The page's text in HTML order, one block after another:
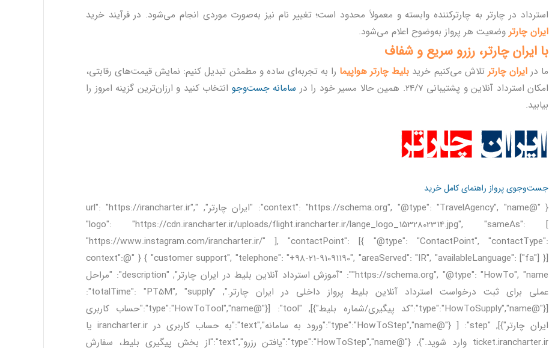
استرداد در چارتر به چارترکننده وابسته و معمولاً محدود است؛ تغییر نام نیز به‌صورت موردی انجام می‌شود. در فرآیند خرید
ایران چارتر وضعیت هر پرواز به‌وضوح اعلام می‌شود.
با ایران چارتر، رزرو سریع و شفاف
ما درایران چارتر تلاش می‌کنیم خرید بلیط چارتر هواپیما را به تجربه‌ای ساده و مطمئن تبدیل کنیم: نمایش قیمت‌های رقابتی،
امکان استرداد آنلاین و پشتیبانی 24/7. همین حالا مسیر خود را در
سامانه جست‌وجو انتخاب کنید و ارزان‌ترین گزینه امروز را
بیابید.
جست‌وجوی پرواز راهنمای کامل خرید
{ "@context": "https://schema.org", "@type": "TravelAgency", "name": "ایران چارتر", "url": "https://irancharter.ir",
"logo": "https://cdn.irancharter.ir/uploads/flight.irancharter.ir/lange_logo_1532802314.jpg", "sameAs": [
"https://www.instagram.com/irancharter.ir/" ], "contactPoint": [{ "@type": "ContactPoint", "contactType":
"customer support", "telephone": "+98-21-91091190", "areaServed": "IR", "availableLanguage": ["fa"] }] } { "@context":
"https://schema.org", "@type": "HowTo", "name": "آموزش استرداد آنلاین بلیط در ایران چارتر", "description": "مراحل
عملی برای ثبت درخواست استرداد آنلاین بلیط پرواز داخلی در ایران چارتر.", "totalTime": "PT5M", "supply":
[{"@type":"HowToSupply","name":"کد پیگیری/شماره بلیط"}], "tool": [{"@type":"HowToTool","name":"حساب کاربری
ایران چارتر"}], "step": [ {"@type":"HowToStep","name":"ورود به سامانه","text":"به حساب کاربری در irancharter.ir یا
ticket.irancharter.ir وارد شوید."}, {"@type":"HowToStep","name":"یافتن رزرو","text":"از بخش پیگیری بلیط، سفارش